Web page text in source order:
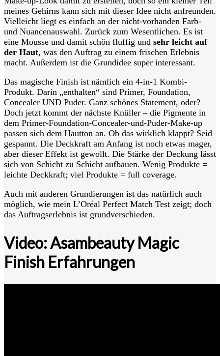
meines Gehirns kann sich mit dieser Idee nicht anfreunden.
Vielleicht liegt es einfach an der nicht-vorhanden Farb-
und Nuancenauswahl. Zurück zum Wesentlichen. Es ist
eine Mousse und damit schön fluffig und sehr leicht auf
der Haut, was den Auftrag zu einem frischen Erlebnis
macht. Außerdem ist die Grundidee super interessant.
Das magische Finish ist nämlich ein 4-in-1 Kombi-
Produkt. Darin „enthalten“ sind Primer, Foundation,
Concealer UND Puder. Ganz schönes Statement, oder?
Doch jetzt kommt der nächste Knüller – die Pigmente in
dem Primer-Foundation-Concealer-und-Puder-Make-up
passen sich dem Hautton an. Ob das wirklich klappt? Seid
gespannt. Die Deckkraft am Anfang ist noch etwas mager,
aber dieser Effekt ist gewollt. Die Stärke der Deckung lässt
sich von Schicht zu Schicht aufbauen. Wenig Produkte =
leichte Deckkraft; viel Produkte = full coverage.
Auch mit anderen Grundierungen ist das natürlich auch
möglich, wie mein L’Oréal Perfect Match Test zeigt; doch
das Auftragserlebnis ist grundverschieden.
Video: Asambeauty Magic
Finish Erfahrungen